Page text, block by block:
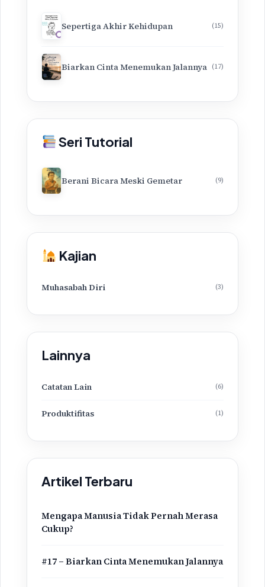
Sepertiga Akhir Kehidupan (15)
Biarkan Cinta Menemukan Jalannya (17)
Seri Tutorial
Berani Bicara Meski Gemetar (9)
Kajian
Muhasabah Diri (3)
Lainnya
Catatan Lain (6)
Produktifitas (1)
Artikel Terbaru
Mengapa Manusia Tidak Pernah Merasa
Cukup?
#17 – Biarkan Cinta Menemukan Jalannya